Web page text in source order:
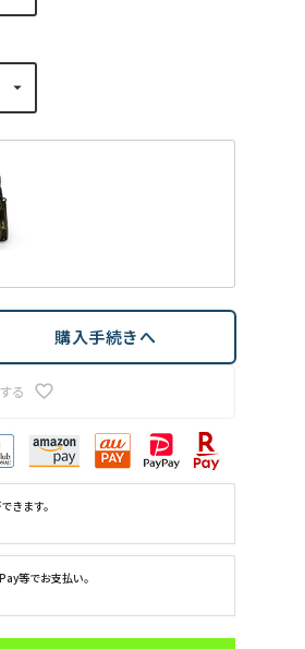
る
購入手続きへ
きます。
等でお支払い。